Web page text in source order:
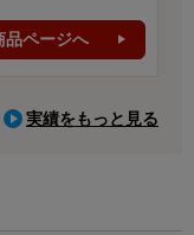
品ページへ
実績をもっと見る